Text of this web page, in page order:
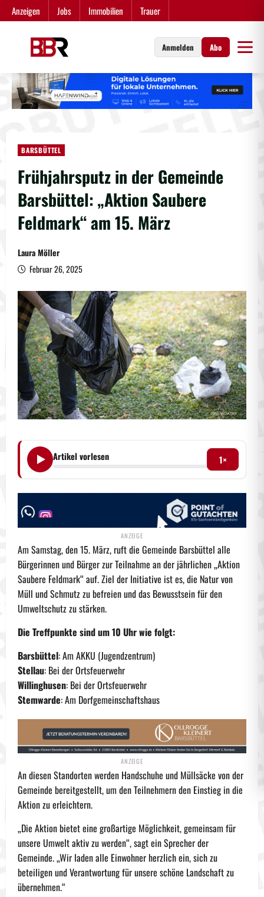
Zum
Inhalt
Anzeigen Jobs Immobilien Trauer
Anmelden Abo
BARSBÜTTEL
Frühjahrsputz in der Gemeinde
Barsbüttel: „Aktion Saubere
Feldmark“ am 15. März
Laura Möller
Februar 26, 2025
Artikel vorlesen 1×
Am Samstag, den 15. März, ruft die Gemeinde Barsbüttel alle
Bürgerinnen und Bürger zur Teilnahme an der jährlichen „Aktion
Saubere Feldmark“ auf. Ziel der Initiative ist es, die Natur von
Müll und Schmutz zu befreien und das Bewusstsein für den
Umweltschutz zu stärken.
Die Treffpunkte sind um 10 Uhr wie folgt:
Barsbüttel: Am AKKU (Jugendzentrum)
Stellau: Bei der Ortsfeuerwehr
Willinghusen: Bei der Ortsfeuerwehr
Stemwarde: Am Dorfgemeinschaftshaus
An diesen Standorten werden Handschuhe und Müllsäcke von der
Gemeinde bereitgestellt, um den Teilnehmern den Einstieg in die
Aktion zu erleichtern.
„Die Aktion bietet eine großartige Möglichkeit, gemeinsam für
unsere Umwelt aktiv zu werden“, sagt ein Sprecher der
Gemeinde. „Wir laden alle Einwohner herzlich ein, sich zu
beteiligen und Verantwortung für unsere schöne Landschaft zu
übernehmen.“